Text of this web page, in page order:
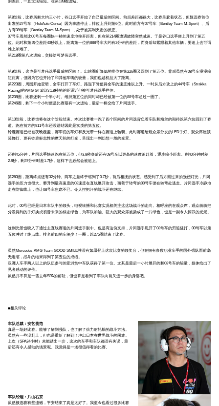
的差距，一直无法缩短。在第189圈进站。
第8阶段，比赛所剩大约三小时，谷口选手开始了自己最后的区间。前后差距都很大，比赛呈胶着状态，但预选赛首位
出发的27号车（HubAuto Corsa）因为事故停止，排位上升到第6位。此时前方有07号车（Bentley Team M-Sport）、后
方有08号车（Bentley Team M-Sport），处于被宾利夹击的状态。
07号车虽然比00号车每圈快一秒的速度地拉开距离，但在第214圈遭遇故障突然减速。于是谷口选手便上升到了第五
位。此时和第四位差距40秒以上，距离第一位的888号车大约有2分钟的差距，而身后却紧跟着其他车辆，要追上去可谓
难上加难了。
第218圈第八次进站，交接给可梦伟选手。
第9阶段，这也是可梦伟选手最后的区间了。出站圈所降低的排位在第226圈又回到了第五位。背后虽然有08号车慢慢缩
短距离，但因为它也开始了和其他车辆的较量，我们也趁机拉大了距离。
第223圈，周围开始变暗，全车打开了车灯。路温下降使得全车的速度难以上升。一时从后方攻上的44号车（Strakka
Racing)的AMG GT3以仅1.8秒的差距逼近但被可梦伟选手拦住。
第238圈，比赛还剩一个半小时。维持第五位的同时却已经被第一位的88号车超过一圈了。
第246圈，剩下一个小时便是比赛最有一次进站，最后一棒交给了片冈选手。
第10阶段，比赛也将在这个阶段结束。本次比赛唯一跑了四个区间的片冈选背负着车队和粉丝的期待以第六位回到了赛
道。跑在前方的911号车还没进站因此是实质的第五位。
铃鹿赛道已经被夜晚覆盖，赛车们的车灯和反光带一样在赛道上驰骋。此时赛道给观众席分发的LED手灯、观众席屋顶
装饰灯、更有铃鹿标志性的摩天轮的灯光，呈现出一副幻想一般的光景。
还剩45分钟，片冈选手快速跑在第五位，但3.8秒身后还有08号车以更高的速度追赶着，逐步缩小距离。剩40分钟时差
2.8秒，剩37分钟时差1.7秒，这样下去必然会被追上。
第260圈，距离终点还有32分钟。两车之差终于缩到了0.7秒，前后相接的状态。感受到了后方照过来的强烈灯光，片冈
选手的压力也很大。攀升到最高速度的08速度在直线展开攻击，而善于转弯的00号车便在转弯处逃走。片冈选手冷静地
走在防御线上，也让08号车焦虑不已。令人捏把汗的战斗还在继续。
此时，00号已经是日本车队中的领头，电视转播和比赛实况都关注这这场战斗的走向。相呼应的在观众席，观众纷纷把
分发得到的手灯换成初音未来的标志绿色，为车队加油。巨大的观众席被染成了一片绿色，也是一副令人惊叹的光景。
这副光景也映入了通过主直线赛道的片冈选手眼中。也是有这份支持，片冈选手甩开了08号车的穷追猛打，00号车以第
五位冲过了终点线。排名前四的车辆少了一圈，以275圈结束了比赛。
虽然Mercedes-AMG Team GOOD SMILE并没有如愿登上这次比赛的领奖台，但在拥有多数职业车手的国外强队面前毫
无退缩，战斗的结果得到了第五位的成绩。
亚洲人车手两人以上的队伍参与的亚洲赏中车队获得了第一位。尤其是最后一小时展开的和08号车的较量，媒体给出了
见者感动的评价。
虽然并不算是一雪去年SPA的前耻，但也算是看到了车队向前又进一步的身姿吧。
■相关评论
车队总裁：安艺贵笵
真是一场好比赛。能够了解到强队，也了解了倍力耐轮胎的战斗方法。
虽然有一些没赶上，但也是重新了解到了冲出日本在世界战斗的困难。
上次（SPA24小时）未能踏出一步，这次的车手和车队都没有失误，最
后还有令人感动的场景呢。我觉得是一场很值得看的比赛。
车队经理：片山右京
虽然预选赛有些遗憾，平安结束了真是太好了。我至今也看过很多比赛